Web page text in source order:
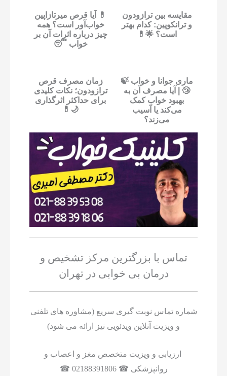
مقایسه بین ترازودون
و ترانکوپین: کدام بهتر
است؟ 🌟💊
💊 آیا قرص میرتازاپین
خواب‌آور است؟ همه
چیز درباره اثرات آن بر
خواب 😴
ماری جوانا و خواب 🍃
😴 | آیا مصرف آن به
بهبود خواب کمک
می‌کند یا آسیب
می‌زند؟
زمان مصرف قرص
ترازودون؛ نکات کلیدی
برای حداکثر اثرگذاری
🌙💊
تماس با بزرگترین مرکز تشخیص و
درمان بی خوابی در تهران
شماره تماس نوبت گیری سریع (مشاوره های تلفنی
و ویزیت آنلاین ویدئویی نیز ارائه می شود)
ارزیابی و ویزیت متخصص مغز و اعصاب و
روانپزشکی ☎ 02188391806 ☎